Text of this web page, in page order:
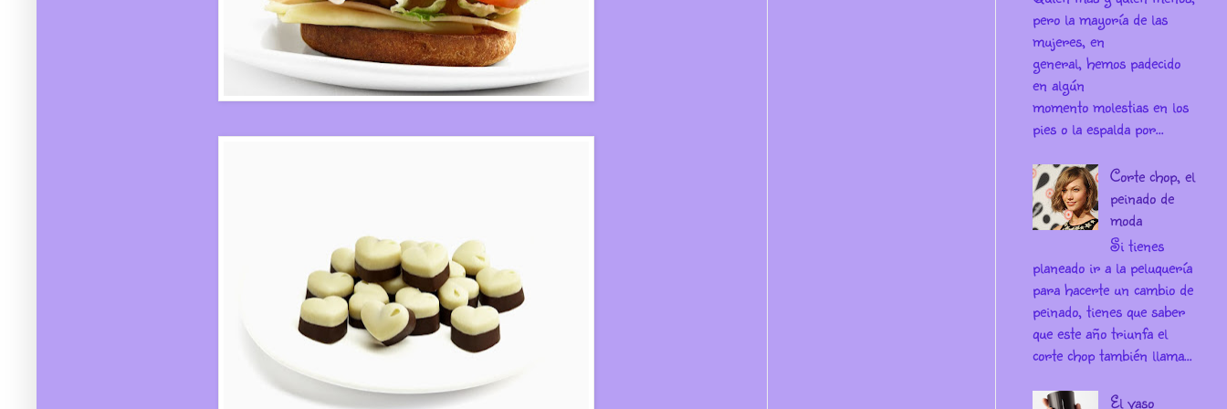
pero la mayoría de las
mujeres, en
general, hemos padecido
en algún
momento molestias en los
pies o la espalda por...
Corte chop, el
peinado de
moda
Si tienes
planeado ir a la peluquería
para hacerte un cambio de
peinado, tienes que saber
que este año triunfa el
corte chop también llama...
El vaso